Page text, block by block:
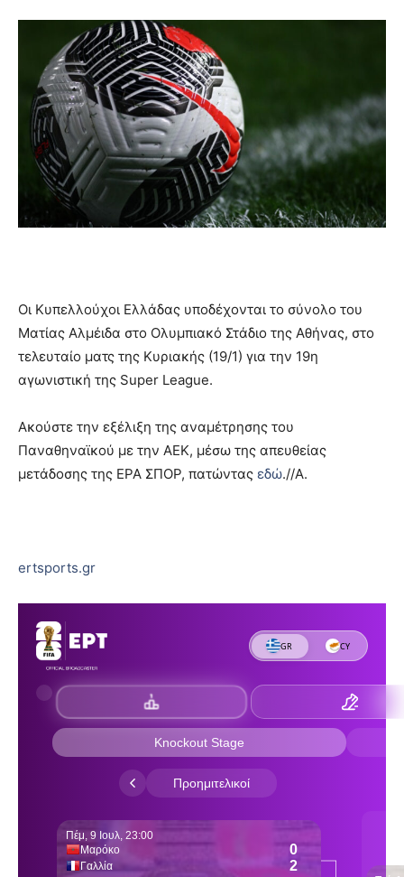
Οι Κυπελλούχοι Ελλάδας υποδέχονται το σύνολο του
Ματίας Αλμέιδα στο Ολυμπιακό Στάδιο της Αθήνας, στο
τελευταίο ματς της Κυριακής (19/1) για την 19η
αγωνιστική της Super League.
Ακούστε την εξέλιξη της αναμέτρησης του
Παναθηναϊκού με την ΑΕΚ, μέσω της απευθείας
μετάδοσης της ΕΡΑ ΣΠΟΡ, πατώντας εδώ.//Α.
ertsports.gr